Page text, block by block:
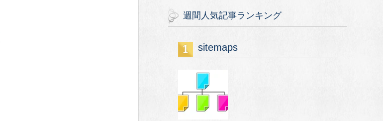
週間人気記事ランキング
sitemaps